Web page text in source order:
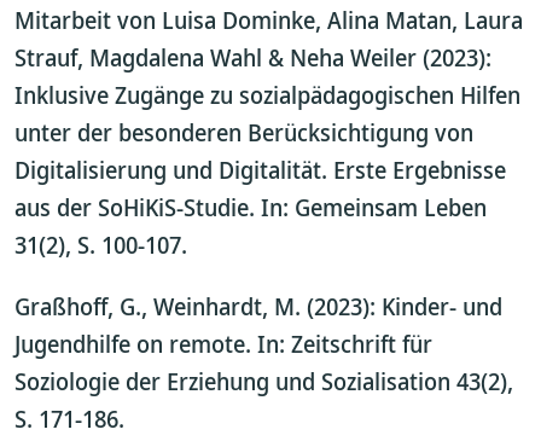
Mitarbeit von Luisa Dominke, Alina Matan, Laura
Strauf, Magdalena Wahl & Neha Weiler (2023):
Inklusive Zugänge zu sozialpädagogischen Hilfen
unter der besonderen Berücksichtigung von
Digitalisierung und Digitalität. Erste Ergebnisse
aus der SoHiKiS-Studie. In: Gemeinsam Leben
31(2), S. 100-107.
Graßhoff, G., Weinhardt, M. (2023): Kinder- und
Jugendhilfe on remote. In: Zeitschrift für
Soziologie der Erziehung und Sozialisation 43(2),
S. 171-186.